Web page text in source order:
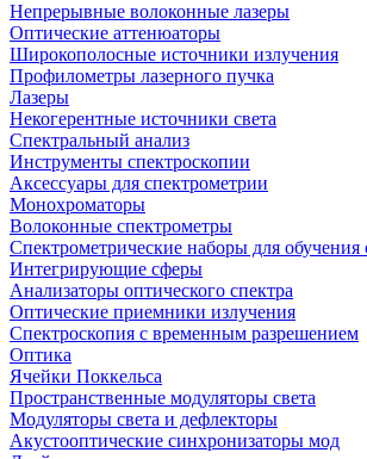
Непрерывные волоконные лазеры
Оптические аттенюаторы
Широкополосные источники излучения
Профилометры лазерного пучка
Лазеры
Некогерентные источники света
Спектральный анализ
Инструменты спектроскопии
Аксессуары для спектрометрии
Монохроматоры
Волоконные спектрометры
Спектрометрические наборы для обучения
Интегрирующие сферы
Анализаторы оптического спектра
Оптические приемники излучения
Спектроскопия с временным разрешением
Оптика
Ячейки Поккельса
Пространственные модуляторы света
Модуляторы света и дефлекторы
Акустооптические синхронизаторы мод